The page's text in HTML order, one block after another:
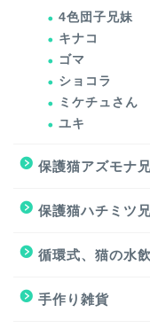
4色団子兄妹
キナコ
ゴマ
ショコラ
ミケチュさん
ユキ
保護猫アズモナ
保護猫ハチミツ
循環式、猫の水
手作り雑貨